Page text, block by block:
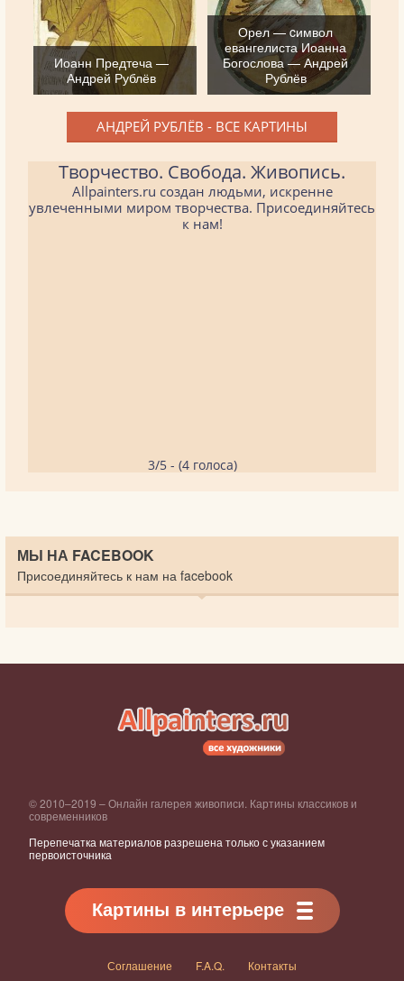
Иоанн Предтеча —
Андрей Рублёв
Орел — cимвол
евангелиста Иоанна
Богослова — Андрей
Рублёв
АНДРЕЙ РУБЛЁВ - ВСЕ КАРТИНЫ
Творчество. Свобода. Живопись.
Allpainters.ru создан людьми, искренне
увлеченными миром творчества. Присоединяйтесь
к нам!
3/5 - (4 голоса)
МЫ НА FACEBOOK
Присоединяйтесь к нам на facebook
© 2010–2019 – Онлайн галерея живописи. Картины классиков и
современников
Перепечатка материалов разрешена только с указанием
первоисточника
Картины в интерьере
Соглашение F.A.Q. Контакты